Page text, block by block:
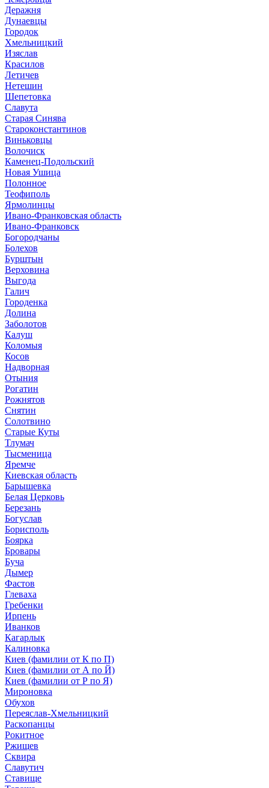
Деражня
Дунаевцы
Городок
Хмельницкий
Изяслав
Красилов
Летичев
Нетешин
Шепетовка
Славута
Старая Синява
Староконстантинов
Виньковцы
Волочиск
Каменец-Подольский
Новая Ушица
Полонное
Теофиполь
Ярмолинцы
Ивано-Франковская область
Ивано-Франковск
Богородчаны
Болехов
Бурштын
Верховина
Выгода
Галич
Городенка
Долина
Заболотов
Калуш
Коломыя
Косов
Надворная
Отыния
Рогатин
Рожнятов
Снятин
Солотвино
Старые Куты
Тлумач
Тысменица
Яремче
Киевская область
Барышевка
Белая Церковь
Березань
Богуслав
Борисполь
Боярка
Бровары
Буча
Дымер
Фастов
Глеваха
Гребенки
Ирпень
Иванков
Кагарлык
Калиновка
Киев (фамилии от К по П)
Киев (фамилии от А по Й)
Киев (фамилии от Р по Я)
Мироновка
Обухов
Переяслав-Хмельницкий
Раскопанцы
Рокитное
Ржищев
Сквира
Славутич
Ставище